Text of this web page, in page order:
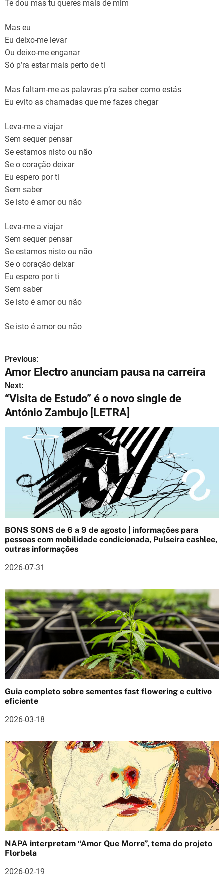
Te dou mas tu queres mais de mim
Mas eu
Eu deixo-me levar
Ou deixo-me enganar
Só p’ra estar mais perto de ti
Mas faltam-me as palavras p’ra saber como estás
Eu evito as chamadas que me fazes chegar
Leva-me a viajar
Sem sequer pensar
Se estamos nisto ou não
Se o coração deixar
Eu espero por ti
Sem saber
Se isto é amor ou não
Leva-me a viajar
Sem sequer pensar
Se estamos nisto ou não
Se o coração deixar
Eu espero por ti
Sem saber
Se isto é amor ou não
Se isto é amor ou não
N
a
v
e
o
d
e
a
r
t
i
g
o
s
Previous:
Amor Electro anunciam pausa na carreira
Next:
“Visita de Estudo” é o novo single de
António Zambujo [LETRA]
BONS SONS de 6 a 9 de agosto | informações para
pessoas com mobilidade condicionada, Pulseira cashlee,
outras informações
2026-07-31
Guia completo sobre sementes fast flowering e cultivo
eficiente
2026-03-18
NAPA interpretam “Amor Que Morre”, tema do projeto
Florbela
2026-02-19